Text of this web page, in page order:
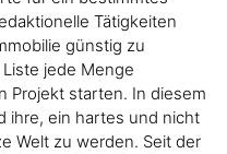
Tätigkeiten
günstig zu
jede Menge
Projekt starten. In diesem
ihre, ein hartes und nicht
Welt zu werden. Seit der